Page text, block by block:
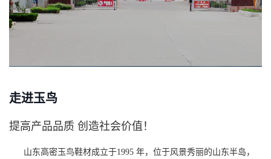
走进玉鸟
提高产品品质 创造社会价值！
山东高密玉鸟鞋材成立于1995 年，位于风景秀丽的山东半岛，